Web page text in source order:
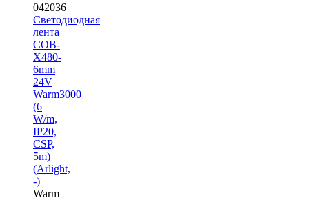
042036
Светодиодная
лента
COB-
X480-
6mm
24V
Warm3000
(6
W/m,
IP20,
CSP,
5m)
(Arlight,
-)
Warm